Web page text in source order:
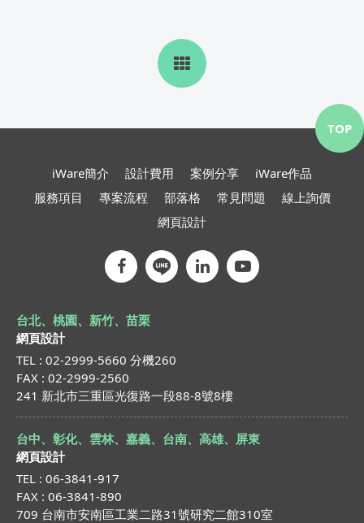
iWare簡介 設計費用 案例分享
iWare作品
服務項目
專案流程 部落格 常見問題
線上詢價
網頁設計
台北、桃園、新竹、苗栗
網頁設計
TEL : 02-2999-5660 分機260
FAX : 02-2999-2560
241 新北市三重區光復路一段88-8號8樓
台中、彰化、雲林、嘉義、台南、高雄、屏東
網頁設計
TEL : 06-3841-917
FAX : 06-3841-890
709 台南市安南區工業二路31號研究二館310室
TOP